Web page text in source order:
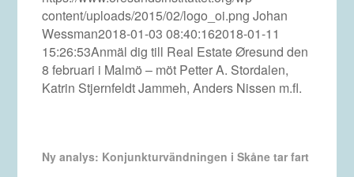
content/uploads/2015/02/logo_oi.png Johan
Wessman2018-01-03 08:40:162018-01-11
15:26:53Anmäl dig till Real Estate Øresund den
8 februari i Malmö – möt Petter A. Stordalen,
Katrin Stjernfeldt Jammeh, Anders Nissen m.fl.
Ny analys: Konjunkturvändningen i Skåne tar fart